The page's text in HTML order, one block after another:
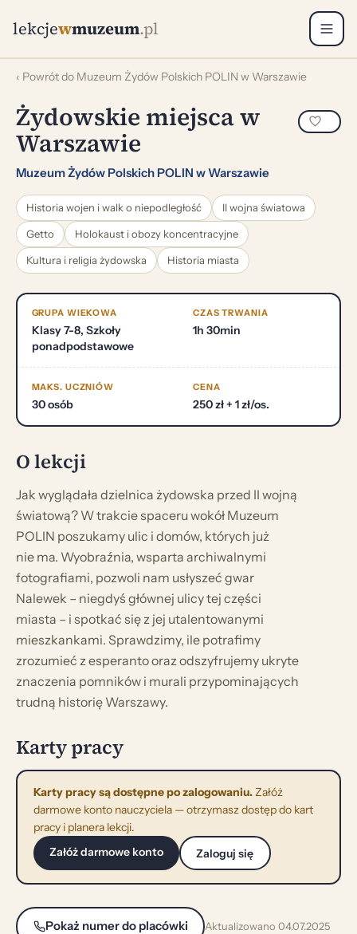
lekcjewmuzeum.pl
‹ Powrót do Muzeum Żydów Polskich POLIN w Warszawie
Żydowskie miejsca w
Warszawie
Muzeum Żydów Polskich POLIN w Warszawie
Historia wojen i walk o niepodległość II wojna światowa
Getto Holokaust i obozy koncentracyjne
Kultura i religia żydowska Historia miasta
GRUPA WIEKOWA
Klasy 7-8, Szkoły
ponadpodstawowe
CZAS TRWANIA
1h 30min
MAKS. UCZNIÓW
30 osób
CENA
250 zł + 1 zł/os.
O lekcji
Jak wyglądała dzielnica żydowska przed II wojną
światową? W trakcie spaceru wokół Muzeum
POLIN poszukamy ulic i domów, których już
nie ma. Wyobraźnia, wsparta archiwalnymi
fotografiami, pozwoli nam usłyszeć gwar
Nalewek – niegdyś głównej ulicy tej części
miasta – i spotkać się z jej utalentowanymi
mieszkankami. Sprawdzimy, ile potrafimy
zrozumieć z esperanto oraz odszyfrujemy ukryte
znaczenia pomników i murali przypominających
trudną historię Warszawy.
Karty pracy
Karty pracy są dostępne po zalogowaniu.Załóż
darmowe konto nauczyciela — otrzymasz dostęp do kart
pracy i planera lekcji.
Załóż darmowe konto
Zaloguj się
Pokaż numer do placówki Aktualizowano 04.07.2025